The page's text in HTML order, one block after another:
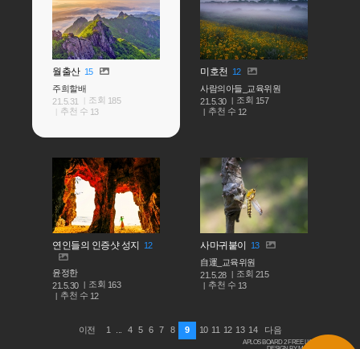
월출산 15
주희할배
21.5.31
조회 185
추천 수 13
미호천 12
사람의아들_교육위원
21.5.30
조회 157
추천 수 12
연인들의 인증샷 성지 12
윤정한
21.5.30
조회 163
추천 수 12
사마귀붙이 13
自運_교육위원
21.5.28
조회 215
추천 수 13
이전 1 4 5 6 7 8 9 10 11 12 13 14 다음
APLOS BOARD 2 FREE LICENSE